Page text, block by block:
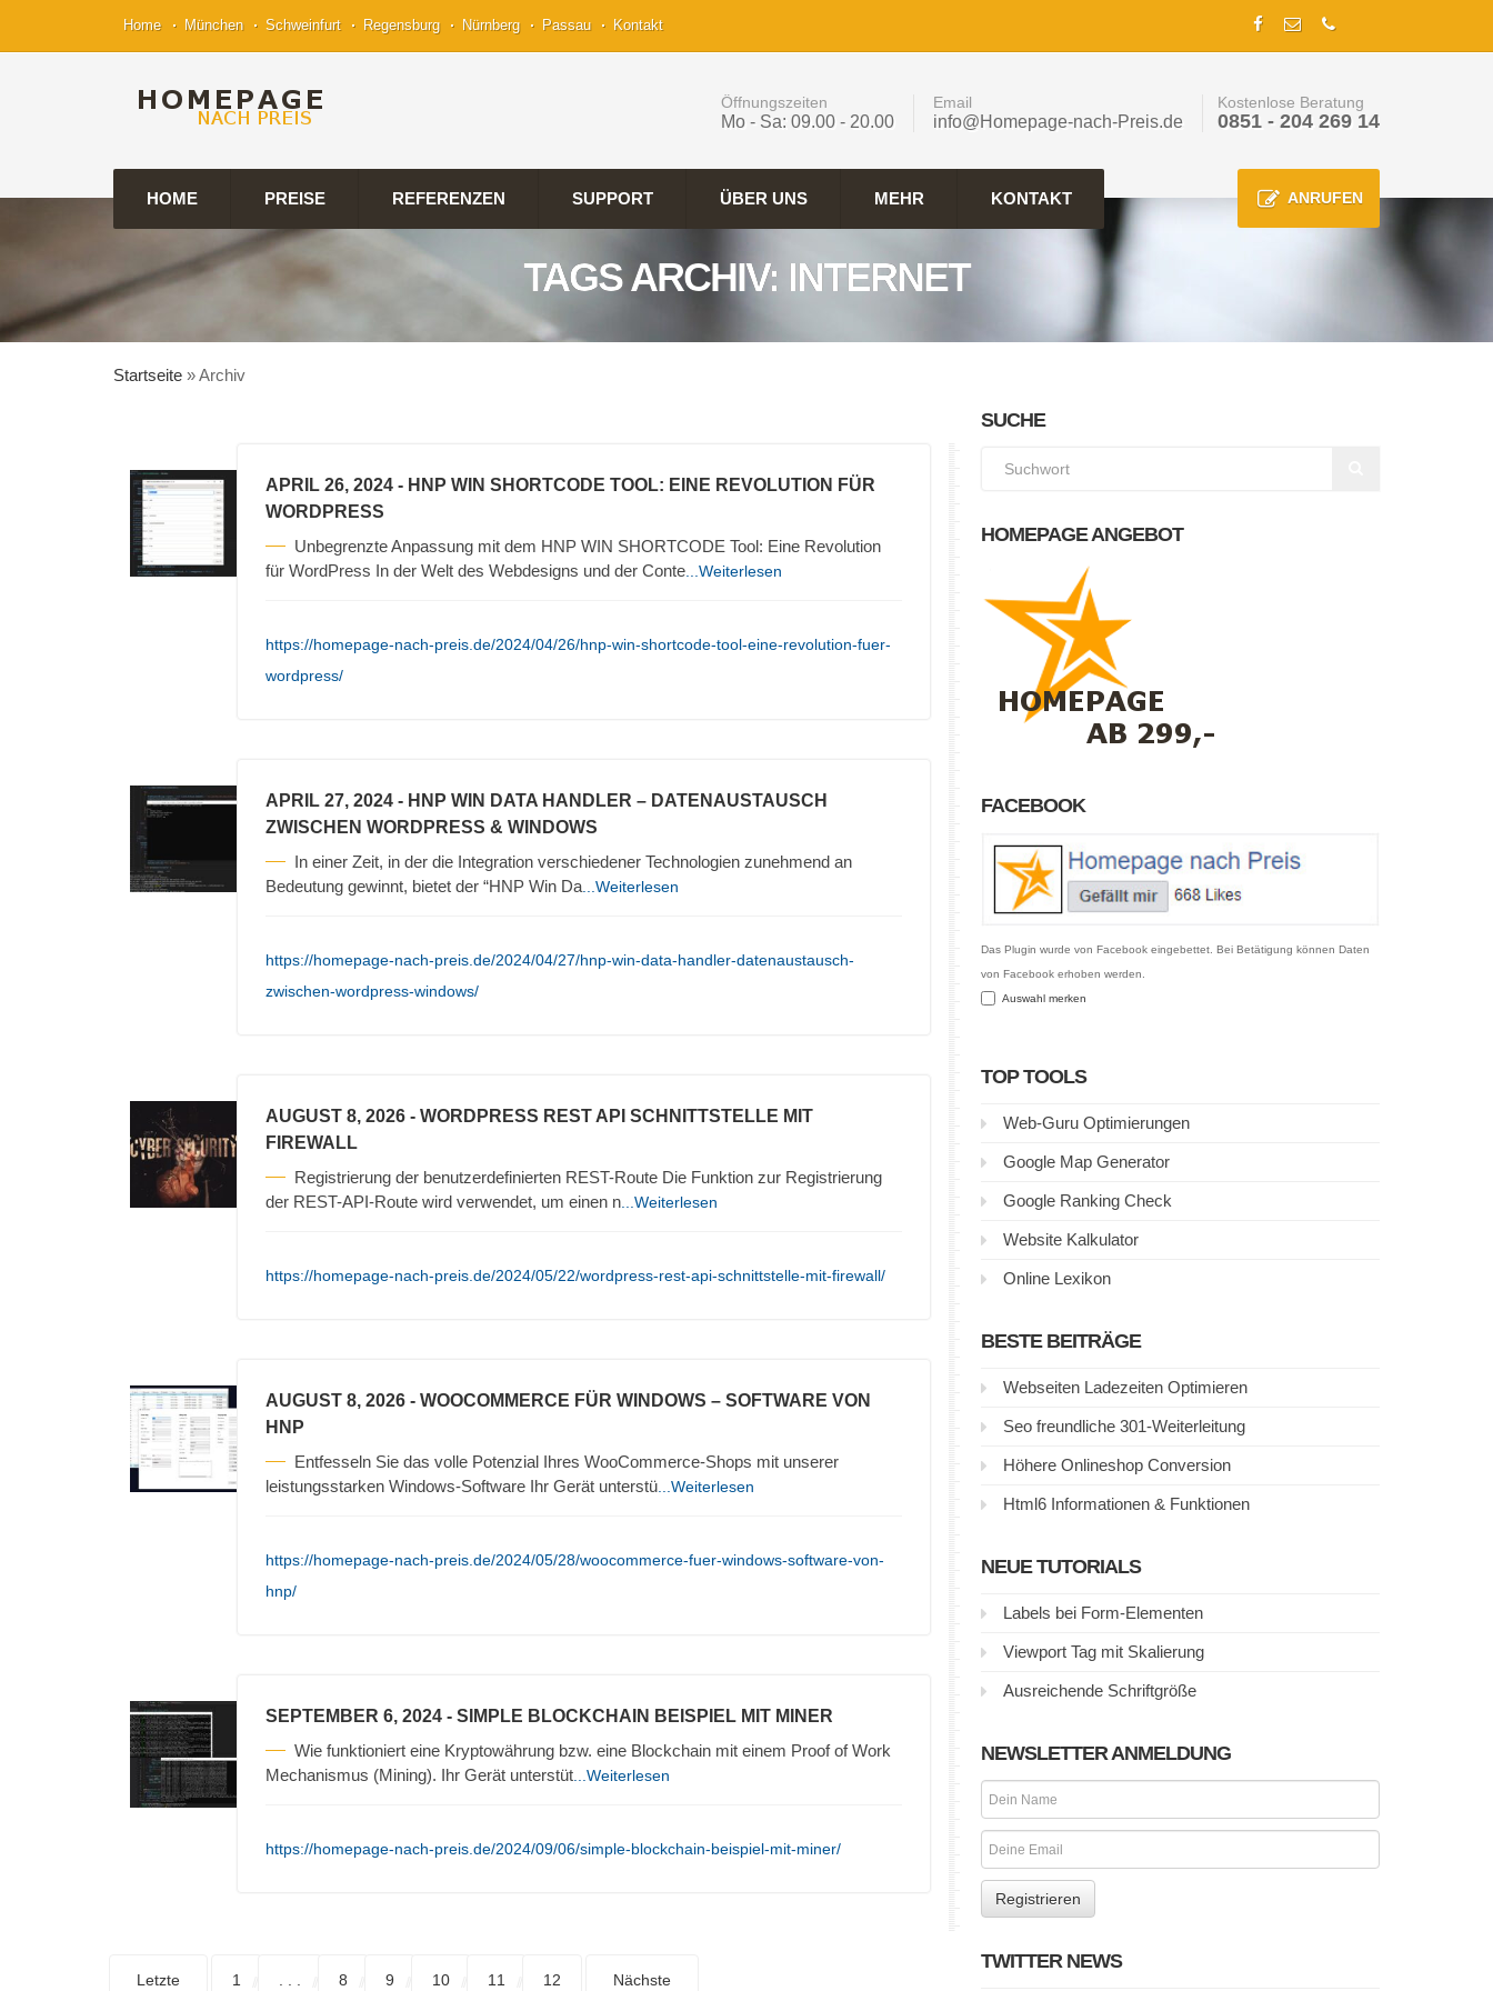
Home München Schweinfurt Regensburg Nürnberg Passau Kontakt
Öffnungszeiten
Mo - Sa: 09.00 - 20.00
Email
info@Homepage-nach-Preis.de
Kostenlose Beratung
0851 - 204 269 14
HOME PREISE REFERENZEN SUPPORT ÜBER UNS MEHR KONTAKT ANRUFEN
TAGS ARCHIV: INTERNET
Startseite »Archiv
APRIL 26, 2024 - HNP WIN SHORTCODE TOOL: EINE REVOLUTION FÜR
WORDPRESS
Unbegrenzte Anpassung mit dem HNP WIN SHORTCODE Tool: Eine Revolution
für WordPress In der Welt des Webdesigns und der Conte ...Weiterlesen
https://homepage-nach-preis.de/2024/04/26/hnp-win-shortcode-tool-eine-revolution-fuer-
wordpress/
APRIL 27, 2024 - HNP WIN DATA HANDLER – DATENAUSTAUSCH
ZWISCHEN WORDPRESS & WINDOWS
In einer Zeit, in der die Integration verschiedener Technologien zunehmend an
Bedeutung gewinnt, bietet der “HNP Win Da ...Weiterlesen
https://homepage-nach-preis.de/2024/04/27/hnp-win-data-handler-datenaustausch-
zwischen-wordpress-windows/
AUGUST 8, 2026 - WORDPRESS REST API SCHNITTSTELLE MIT
FIREWALL
Registrierung der benutzerdefinierten REST-Route Die Funktion zur Registrierung
der REST-API-Route wird verwendet, um einen n ...Weiterlesen
https://homepage-nach-preis.de/2024/05/22/wordpress-rest-api-schnittstelle-mit-firewall/
AUGUST 8, 2026 - WOOCOMMERCE FÜR WINDOWS – SOFTWARE VON
HNP
Entfesseln Sie das volle Potenzial Ihres WooCommerce-Shops mit unserer
leistungsstarken Windows-Software Ihr Gerät unterstü ...Weiterlesen
https://homepage-nach-preis.de/2024/05/28/woocommerce-fuer-windows-software-von-
hnp/
SEPTEMBER 6, 2024 - SIMPLE BLOCKCHAIN BEISPIEL MIT MINER
Wie funktioniert eine Kryptowährung bzw. eine Blockchain mit einem Proof of Work
Mechanismus (Mining). Ihr Gerät unterstüt ...Weiterlesen
https://homepage-nach-preis.de/2024/09/06/simple-blockchain-beispiel-mit-miner/
Letzte 1 8 9 10 11 12 Nächste
SUCHE
HOMEPAGE ANGEBOT
FACEBOOK
Das Plugin wurde von Facebook eingebettet. Bei Betätigung können Daten
von Facebook erhoben werden.
Auswahl merken
TOP TOOLS
Web-Guru Optimierungen
Google Map Generator
Google Ranking Check
Website Kalkulator
Online Lexikon
BESTE BEITRÄGE
Webseiten Ladezeiten Optimieren
Seo freundliche 301-Weiterleitung
Höhere Onlineshop Conversion
Html6 Informationen & Funktionen
NEUE TUTORIALS
Labels bei Form-Elementen
Viewport Tag mit Skalierung
Ausreichende Schriftgröße
NEWSLETTER ANMELDUNG
TWITTER NEWS